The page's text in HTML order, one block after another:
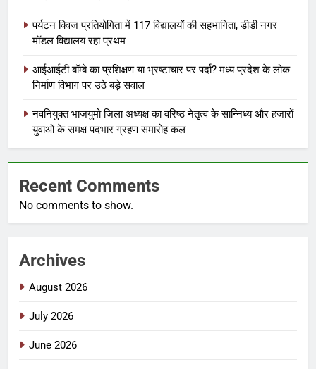
पर्यटन क्विज प्रतियोगिता में 117 विद्यालयों की सहभागिता, डीडी नगर
मॉडल विद्यालय रहा प्रथम
आईआईटी बॉम्बे का प्रशिक्षण या भ्रष्टाचार पर पर्दा? मध्य प्रदेश के लोक
निर्माण विभाग पर उठे बड़े सवाल
नवनियुक्त भाजयुमो जिला अध्यक्ष का वरिष्ठ नेतृत्व के सान्निध्य और हजारों
युवाओं के समक्ष पदभार ग्रहण समारोह कल
Recent Comments
No comments to show.
Archives
August 2026
July 2026
June 2026